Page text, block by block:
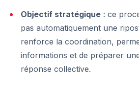
Objectif stratégique : ce
pas automatiquement une
renforce la coordination,
informations et de préparer
réponse collective.